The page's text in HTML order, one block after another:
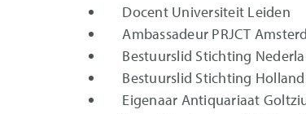
Docent Universiteit Leiden
Ambassadeur PRJCT
Bestuurslid Stichting
Bestuurslid Stichting
Eigenaar Antiquariaat